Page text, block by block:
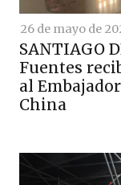
26 de mayo de
SANTIAGO
Fuentes
al
China